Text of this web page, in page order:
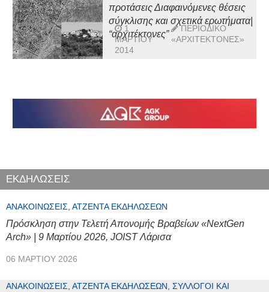
προτάσεις Διαφαινόμενες θέσεις
σύγκλισης και σχετικά ερωτήματα|
“αρχιτέκτονες”
1
ΜΑΡΤΊΟΥ
2014
ΠΕΡΙΟΔΙΚΌ
«ΑΡΧΙΤΈΚΤΟΝΕΣ»
ΕΚΔΗΛΩΣΕΙΣ
ΑΝΑΚΟΙΝΏΣΕΙΣ, ΑΤΖΈΝΤΑ ΕΚΔΗΛΏΣΕΩΝ
Πρόσκληση στην Τελετή Απονομής Βραβείων «NextGen
Arch» | 9 Μαρτίου 2026, JOIST Λάρισα
06 ΜΑΡΤΊΟΥ 2026
ΑΝΑΚΟΙΝΏΣΕΙΣ, ΑΤΖΈΝΤΑ ΕΚΔΗΛΏΣΕΩΝ, ΣΎΛΛΟΓΟΙ ΚΑΙ